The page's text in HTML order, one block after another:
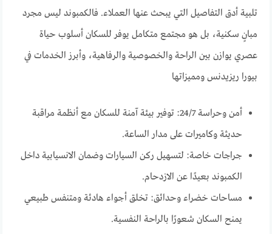
تلبية أدق التفاصيل التي يبحث عنها العملاء. فالكمبوند ليس مجرد
مبانٍ سكنية، بل هو مجتمع متكامل يوفر للسكان أسلوب حياة
عصري يوازن بين الراحة والخصوصية والرفاهية، وأبرز الخدمات في
بيورا ريزيدنس ومميزاتها
أمن وحراسة 24/7: توفير بيئة آمنة للسكان مع أنظمة مراقبة
حديثة وكاميرات على مدار الساعة.
جراجات خاصة: لتسهيل ركن السيارات وضمان الانسيابية داخل
الكمبوند بعيدًا عن الازدحام.
مساحات خضراء وحدائق: تخلق أجواء هادئة ومتنفس طبيعي
يمنح السكان شعورًا بالراحة النفسية.